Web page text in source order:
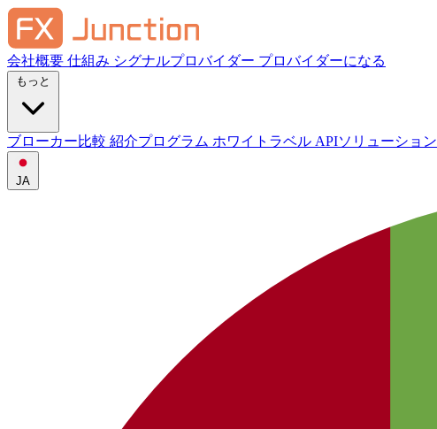
会社概要 仕組み シグナルプロバイダー プロバイダーになる
ブローカー比較 紹介プログラム ホワイトラベル APIソリューション
JA